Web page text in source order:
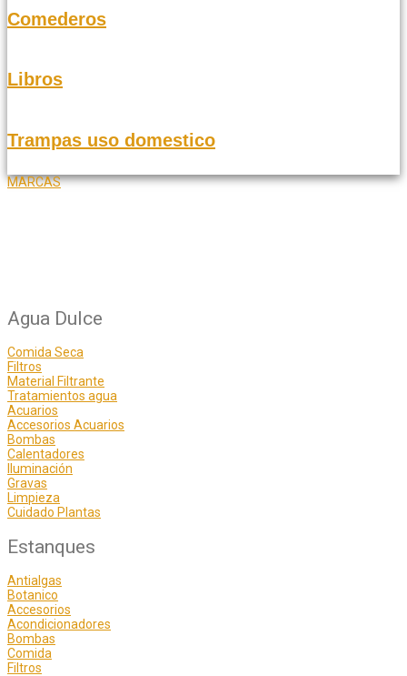
Comederos
Libros
Trampas uso domestico
MARCAS
Agua Dulce
Comida Seca
Filtros
Material Filtrante
Tratamientos agua
Acuarios
Accesorios Acuarios
Bombas
Calentadores
Iluminación
Gravas
Limpieza
Cuidado Plantas
Estanques
Antialgas
Botanico
Accesorios
Acondicionadores
Bombas
Comida
Filtros